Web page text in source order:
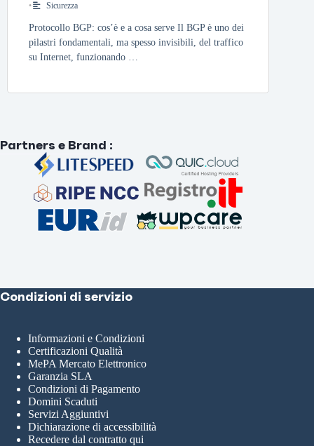
• Sicurezza
Protocollo BGP: cos’è e a cosa serve Il BGP è uno dei
pilastri fondamentali, ma spesso invisibili, del traffico
su Internet, funzionando …
Partners e Brand :
Condizioni di servizio
Informazioni e Condizioni
Certificazioni Qualità
MePA Mercato Elettronico
Garanzia SLA
Condizioni di Pagamento
Domini Scaduti
Servizi Aggiuntivi
Dichiarazione di accessibilità
Recedere dal contratto qui